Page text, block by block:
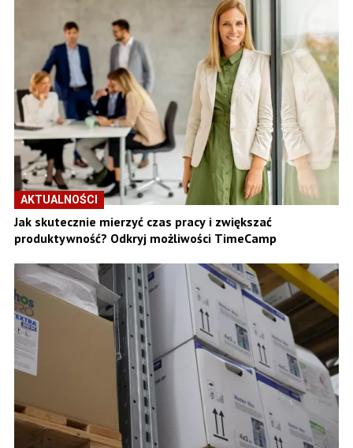
AKTUALNOŚCI
Jak skutecznie mierzyć czas pracy i zwiększać
produktywność? Odkryj możliwości TimeCamp